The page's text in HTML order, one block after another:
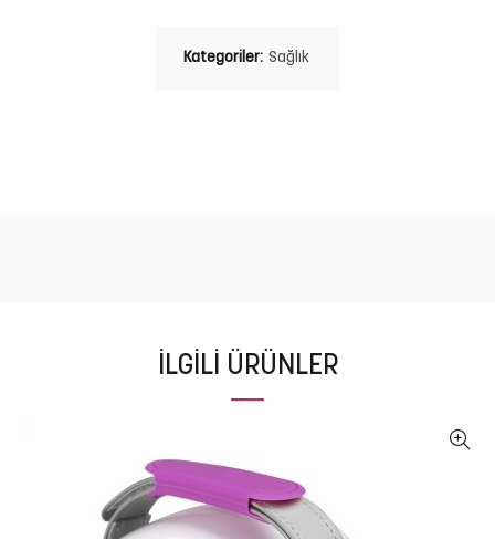
Kategoriler: Sağlık
İLGILI ÜRÜNLER